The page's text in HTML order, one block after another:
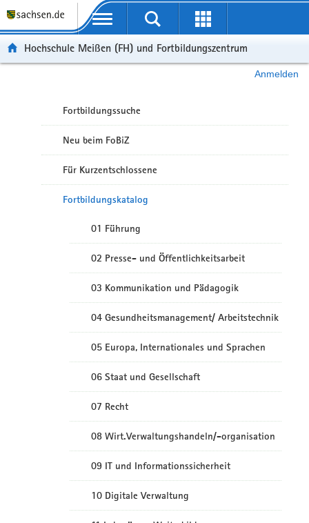
Portalübergreifende Navigation
Hochschule Meißen (FH) und Fortbildungszentrum
Anmelden
Fortbildungssuche
Neu beim FoBiZ
Für Kurzentschlossene
Fortbildungskatalog
01 Führung
02 Presse- und Öffentlichkeitsarbeit
03 Kommunikation und Pädagogik
04 Gesundheitsmanagement/ Arbeitstechnik
05 Europa, Internationales und Sprachen
06 Staat und Gesellschaft
07 Recht
08 Wirt.Verwaltungshandeln/-organisation
09 IT und Informationssicherheit
10 Digitale Verwaltung